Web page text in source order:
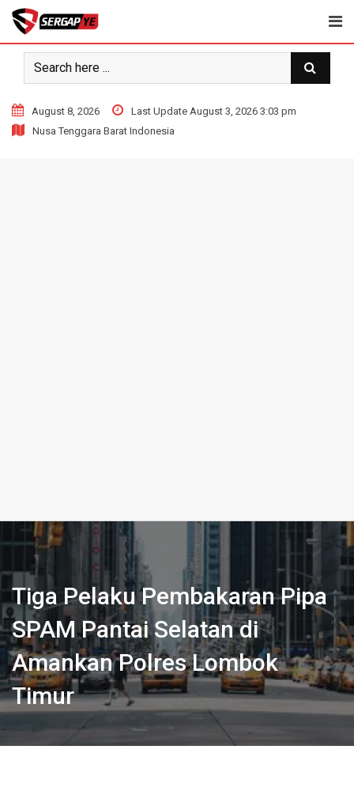
Skip
content
August 8, 2026
Last Update August 3, 2026 3:03 pm
Nusa Tenggara Barat Indonesia
Tiga Pelaku Pembakaran Pipa
SPAM Pantai Selatan di
Amankan Polres Lombok
Timur